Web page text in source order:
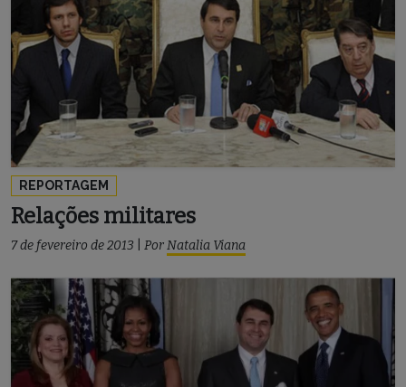
REPORTAGEM
Relações militares
7 de fevereiro de 2013 PorNatalia Viana